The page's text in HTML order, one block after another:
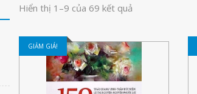
Hiển thị 1–9 của 69 kết quả
GIẢM GIÁ!